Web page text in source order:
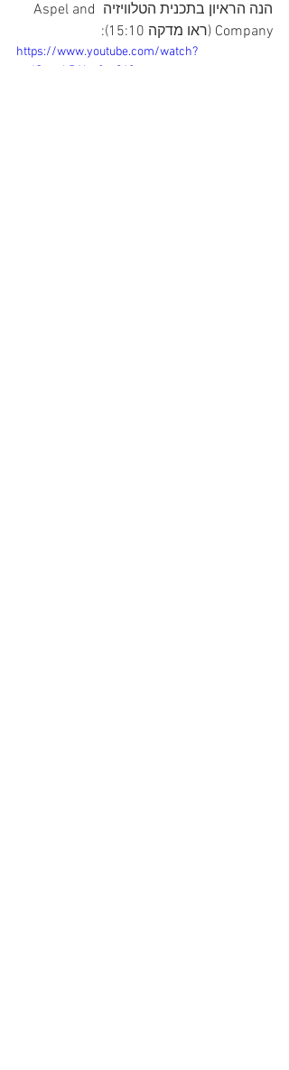
הנה הראיון בתכנית הטלוויזיה Aspel and
Company (ראו מדקה 15:10):
https://www.youtube.com/watch?
v=JQaqcLPAI_s&t=968s